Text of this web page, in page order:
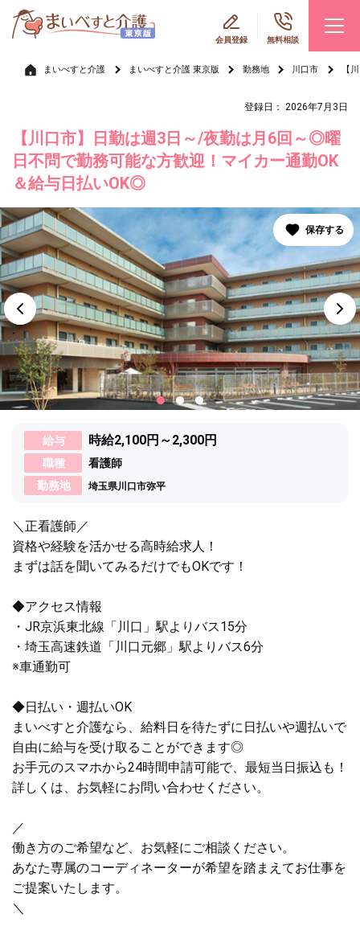
会員登録 無料相談
まいべすと介護 まいべすと介護 東京版 勤務地 川口市 【
登録日： 2026年7月3日
【川口市】日勤は週3日～/夜勤は月6回～◎曜
日不問で勤務可能な方歓迎！マイカー通勤OK
＆給与日払いOK◎
給与 時給2,100円～2,300円
職種
看護師
勤務地
埼玉県川口市弥平
＼正看護師／
資格や経験を活かせる高時給求人！
まずは話を聞いてみるだけでもOKです！
◆アクセス情報
・JR京浜東北線「川口」駅よりバス15分
・埼玉高速鉄道「川口元郷」駅よりバス6分
※車通勤可
◆日払い・週払いOK
まいべすと介護なら、給料日を待たずに日払いや週払いで
自由に給与を受け取ることができます◎
お手元のスマホから24時間申請可能で、最短当日振込も！
詳しくは、お気軽にお問い合わせください。
／
働き方のご希望など、お気軽にご相談ください。
あなた専属のコーディネーターが希望を踏まえてお仕事を
ご提案いたします。
＼